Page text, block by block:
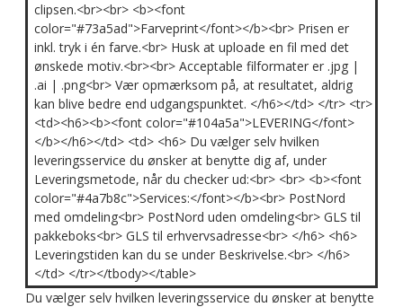
clipsen.<br><br> <b><font
color="#73a5ad">Farveprint</font></b><br> Prisen er
inkl. tryk i én farve.<br> Husk at uploade en fil med det
ønskede motiv.<br><br> Acceptable filformater er .jpg |
.ai | .png<br> Vær opmærksom på, at resultatet, aldrig
kan blive bedre end udgangspunktet. </h6></td> </tr> <tr>
<td><h6><b><font color="#104a5a">LEVERING</font>
</b></h6></td> <td> <h6> Du vælger selv hvilken
leveringsservice du ønsker at benytte dig af, under
Leveringsmetode, når du checker ud:<br> <br> <b><font
color="#4a7b8c">Services:</font></b><br> PostNord
med omdeling<br> PostNord uden omdeling<br> GLS til
pakkeboks<br> GLS til erhvervsadresse<br> </h6> <h6>
Leveringstiden kan du se under Beskrivelse.<br> </h6>
</td> </tr></tbody></table>
Du vælger selv hvilken leveringsservice du ønsker at benytte